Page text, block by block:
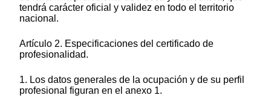
tendrá carácter oficial y validez en todo el territorio
nacional.
Artículo 2. Especificaciones del certificado de
profesionalidad.
1. Los datos generales de la ocupación y de su perfil
profesional figuran en el anexo 1.